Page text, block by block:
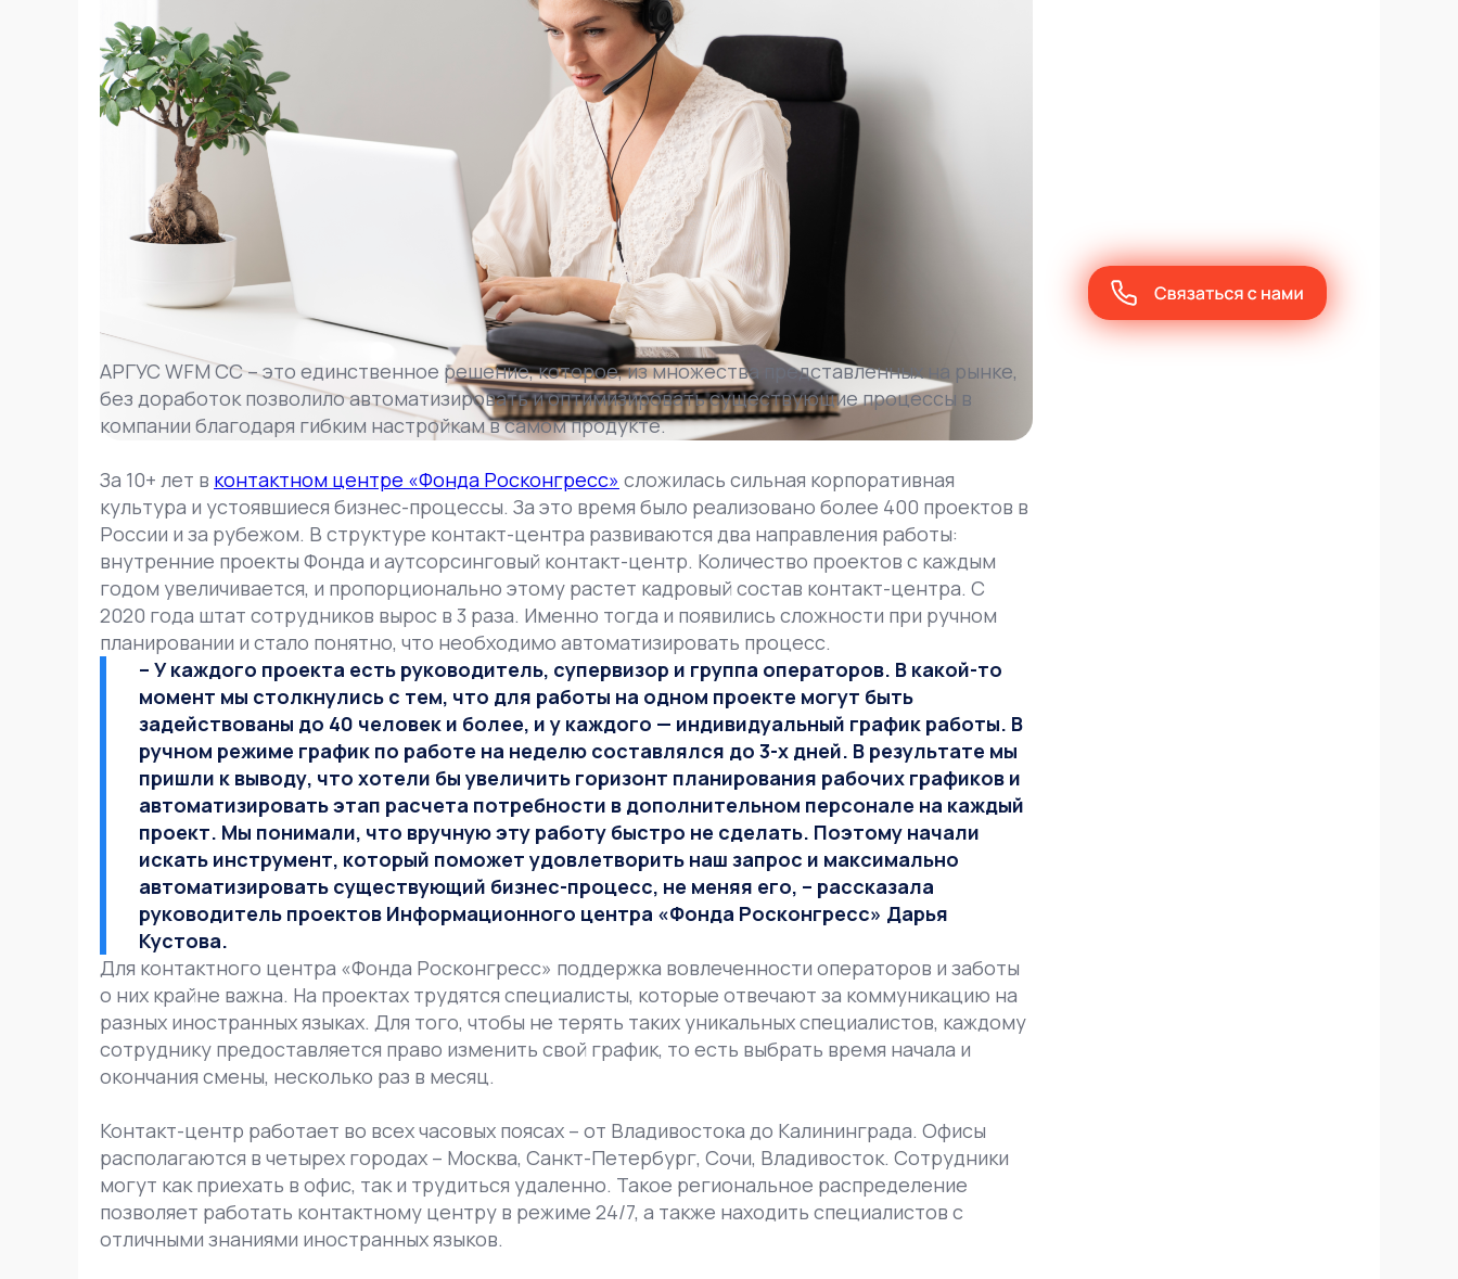
АРГУС WFM CC – это единственное решение, которое, из множества представленных на рынке,
без доработок позволило автоматизировать и оптимизировать существующие процессы в
компании благодаря гибким настройкам в самом продукте.
За 10+ лет в контактном центре «Фонда Росконгресс» сложилась сильная корпоративная
культура и устоявшиеся бизнес-процессы. За это время было реализовано более 400 проектов в
России и за рубежом. В структуре контакт-центра развиваются два направления работы:
внутренние проекты Фонда и аутсорсинговый контакт-центр. Количество проектов с каждым
годом увеличивается, и пропорционально этому растет кадровый состав контакт-центра. C
2020 года штат сотрудников вырос в 3 раза. Именно тогда и появились сложности при ручном
планировании и стало понятно, что необходимо автоматизировать процесс.
– У каждого проекта есть руководитель, супервизор и группа операторов. В какой-то
момент мы столкнулись с тем, что для работы на одном проекте могут быть
задействованы до 40 человек и более, и у каждого — индивидуальный график работы. В
ручном режиме график по работе на неделю составлялся до 3-х дней. В результате мы
пришли к выводу, что хотели бы увеличить горизонт планирования рабочих графиков и
автоматизировать этап расчета потребности в дополнительном персонале на каждый
проект. Мы понимали, что вручную эту работу быстро не сделать. Поэтому начали
искать инструмент, который поможет удовлетворить наш запрос и максимально
автоматизировать существующий бизнес-процесс, не меняя его, – рассказала
руководитель проектов Информационного центра «Фонда Росконгресс» Дарья
Кустова.
Для контактного центра «Фонда Росконгресс» поддержка вовлеченности операторов и заботы
о них крайне важна. На проектах трудятся специалисты, которые отвечают за коммуникацию на
разных иностранных языках. Для того, чтобы не терять таких уникальных специалистов, каждому
сотруднику предоставляется право изменить свой график, то есть выбрать время начала и
окончания смены, несколько раз в месяц.
Контакт-центр работает во всех часовых поясах – от Владивостока до Калининграда. Офисы
располагаются в четырех городах – Москва, Санкт-Петербург, Сочи, Владивосток. Сотрудники
могут как приехать в офис, так и трудиться удаленно. Такое региональное распределение
позволяет работать контактному центру в режиме 24/7, а также находить специалистов с
отличными знаниями иностранных языков.